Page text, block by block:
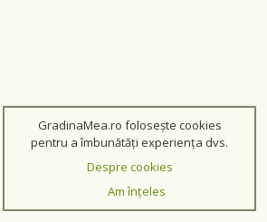
GradinaMea.ro folosește cookies
pentru a îmbunătăți experiența dvs.
Despre cookies
Am înțeles